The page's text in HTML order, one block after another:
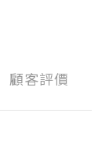
顧客評價